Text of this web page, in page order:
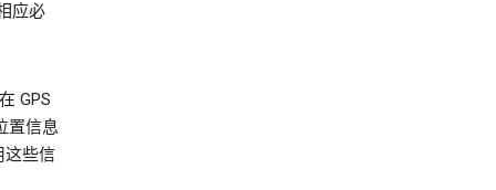
应必
GPS
置信息
这些信